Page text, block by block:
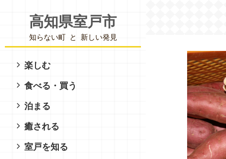
高知県室戸市
知らない町 と 新しい発見
楽しむ
食べる・買う
泊まる
癒される
室戸を知る